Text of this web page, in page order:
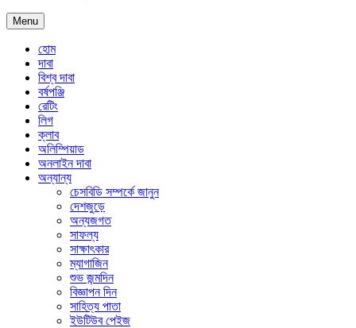
Menu
হোম
দাবা
বিশ্ব দাবা
বর্ষপঞ্জি
রেটিং
লিগ
ক্লাব
অলিম্পিয়াড
অনলাইন দাবা
অন্যান্য
চেসবিডি সম্পর্কে জানুন
দেশজুড়ে
অন্যজগত
সাফল্য
সাক্ষাৎকার
ম্যাগাজিন
শুভ জন্মদিন
বিজ্ঞাপন দিন
সাহিত্য পাতা
ইউটিউব পেইজ